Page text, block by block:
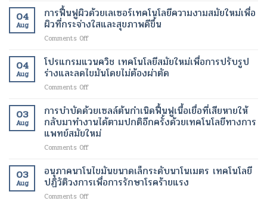
ขึ้น
การ
เผา
เทคโนโลยี
สมัย
ใหม่
ลด
น้ำ
หนัก
ผู้
ป่วย
เทคโนโลยี
ทางการ
เปลี่ยนแปลง
ชีวิต
ของ
ผู้
ห้อง
ผ่าตัด
บน
คลา
เทคโนโลยี
การ
ผ่าตัด
สมัย
ใหม่
ของ
ผู้
ป่วย
04
Aug
การฟื้นฟูผิวด้วยเลเซอร์เทคโนโลยีความงามสมัยใหม่เพื่อ
ผิวที่กระจ่างใสและสุขภาพดีขึ้น
Comments Offon
ฟื้นฟู
ผิว
ด้วย
เลเซอร์
ความ
งาม
สมัย
ใหม่
เพื่อ
ที่
กระจ่าง
04
Aug
โปรแกรมแวนควิช เทคโนโลยีสมัยใหม่เพื่อการปรับรูป
ร่างและลดไขมันโดยไม่ต้องผ่าตัด
Comments Offon
แก
รม
แวน
ควิช
เทคโนโลยี
ใหม่
เพื่อ
การ
ปรับ
03
Aug
การบำบัดด้วยเซลล์ต้นกำเนิดฟื้นฟูเนื้อเยื่อที่เสียหายให้
กลับมาทำงานได้ตามปกติอีกครั้งด้วยเทคโนโลยีทางการ
แพทย์สมัยใหม่
Comments Offon
บำบัด
ด้วย
เซลล์
ต้น
03
Aug
อนุภาคนาโนไขมันขนาดเล็กระดับนาโนเมตร เทคโนโลยี
ปฏิวัติวงการเพื่อการรักษาโรคร้ายแรง
Comments Offon